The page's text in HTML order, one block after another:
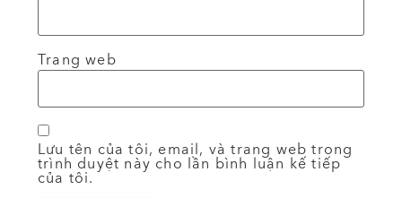
Trang web
Lưu tên của tôi, email, và trang web trong
trình duyệt này cho lần bình luận kế tiếp
của tôi.